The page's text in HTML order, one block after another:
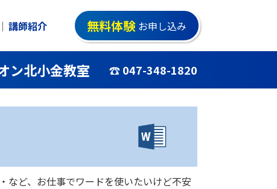
講師紹介 無料体験 お申し込み
ン北小金教室 ☎ 047-348-1820
など、お仕事でワードを使いたいけど不安